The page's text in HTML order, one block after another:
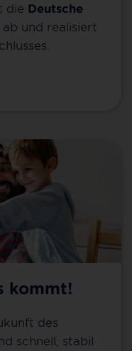
die Deutsche
und realisiert
kommt!
des
schnell, stabil